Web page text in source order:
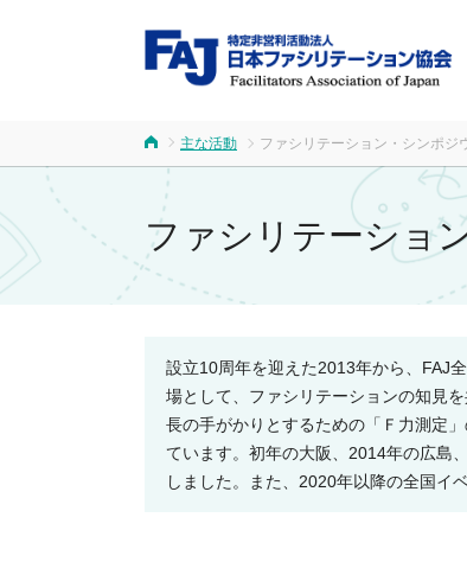
主な活動 ファシリテーション・シンポジ
ファシリテーショ
設立10周年を迎えた2013年から、FAJ
場として、ファシリテーションの知見
長の手がかりとするための「Ｆ力測定
ています。初年の大阪、2014年の広島
しました。また、2020年以降の全国イ